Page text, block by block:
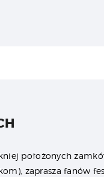
położonych
zaprasza fanów